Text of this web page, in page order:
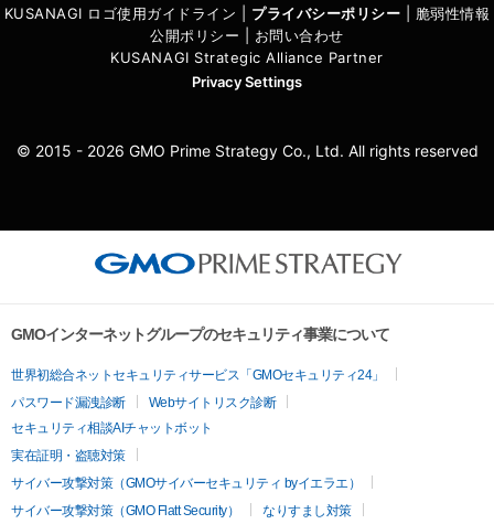
KUSANAGI ロゴ使用ガイドライン プライバシーポリシー
脆弱性情報
公開ポリシー
お問い合わせ
KUSANAGI Strategic Alliance Partner
Privacy Settings
© 2015 - 2026 GMO Prime Strategy Co., Ltd. All rights reserved
GMOインターネットグループのセキュリティ事業について
世界初総合ネットセキュリティサービス「GMOセキュリティ24」
パスワード漏洩診断
Webサイトリスク診断
セキュリティ相談AIチャットボット
実在証明・盗聴対策
サイバー攻撃対策（GMOサイバーセキュリティ byイエラエ）
サイバー攻撃対策（GMO Flatt Security）
なりすまし対策